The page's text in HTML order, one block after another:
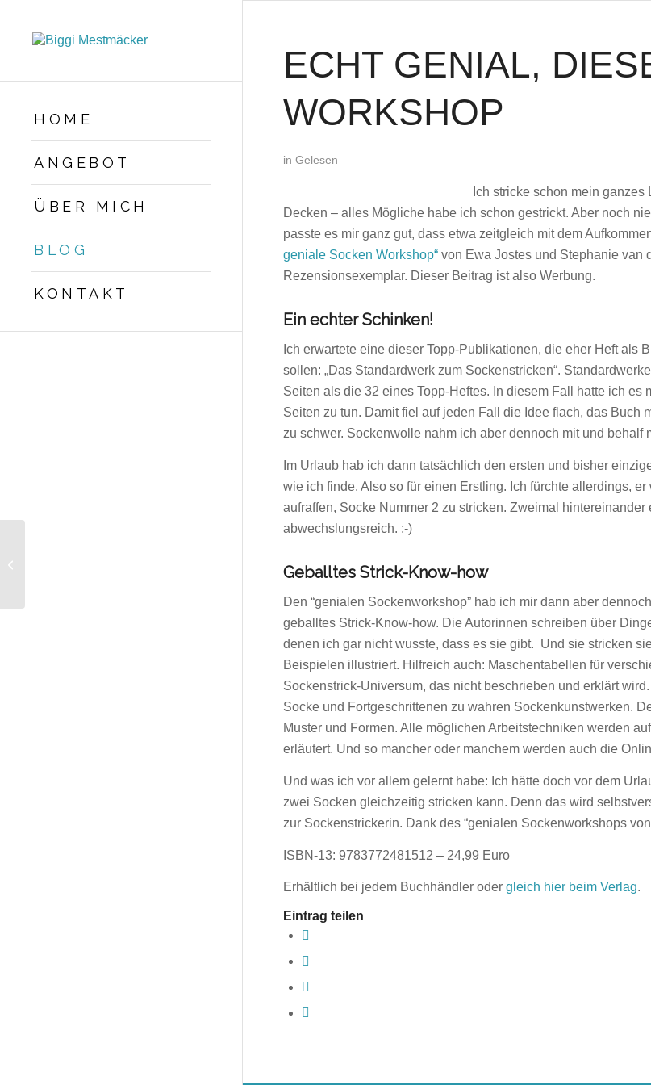
HOME
ANGEBOT
ÜBER MICH
BLOG
KONTAKT
ECHT GENIAL,
WORKSHOP
in Gelesen
Ich stricke schon mein
Decken – alles Mögliche habe ich schon gestrickt. Aber noch
passte es mir ganz gut, dass etwa zeitgleich mit dem
geniale Socken Workshop“ von Ewa Jostes und Stephanie van
Rezensionsexemplar. Dieser Beitrag ist also Werbung.
Ein echter Schinken!
Ich erwartete eine dieser Topp-Publikationen, die eher Heft als
sollen: „Das Standardwerk zum Sockenstricken“.
Seiten als die 32 eines Topp-Heftes. In diesem Fall hatte ich
Seiten zu tun. Damit fiel auf jeden Fall die Idee flach, das Buch
zu schwer. Sockenwolle nahm ich aber dennoch mit und behalf
Im Urlaub hab ich dann tatsächlich den ersten und bisher
wie ich finde. Also so für einen Erstling. Ich fürchte allerdings,
aufraffen, Socke Nummer 2 zu stricken. Zweimal
abwechslungsreich. ;-)
Geballtes Strick-Know-how
Den “genialen Sockenworkshop” hab ich mir dann aber
geballtes Strick-Know-how. Die Autorinnen schreiben über
denen ich gar nicht wusste, dass es sie gibt. Und sie stricken
Beispielen illustriert. Hilfreich auch: Maschentabellen für
Sockenstrick-Universum, das nicht beschrieben und erklärt
Socke und Fortgeschrittenen zu wahren Sockenkunstwerken.
Muster und Formen. Alle möglichen Arbeitstechniken werden
erläutert. Und so mancher oder manchem werden auch die
Und was ich vor allem gelernt habe: Ich hätte doch vor dem
zwei Socken gleichzeitig stricken kann. Denn das wird
zur Sockenstrickerin. Dank des “genialen Sockenworkshops
ISBN-13: 9783772481512 – 24,99 Euro
Erhältlich bei jedem Buchhändler oder gleich hier beim Verlag.
Eintrag teilen